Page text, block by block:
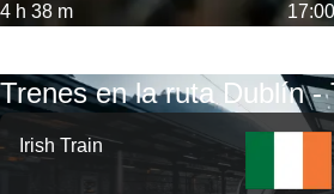
4 h 38 m 17:00
Trenes en la ruta Dublín -
Irish Train